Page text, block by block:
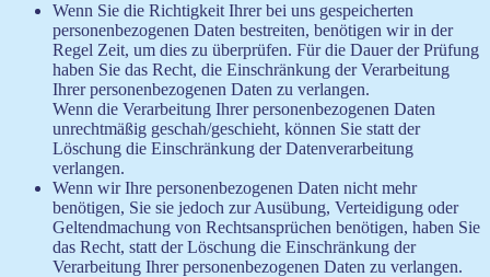
Wenn Sie die Richtigkeit Ihrer bei uns gespeicherten
personenbezogenen Daten bestreiten, benötigen wir in der
Regel Zeit, um dies zu überprüfen. Für die Dauer der Prüfung
haben Sie das Recht, die Einschränkung der Verarbeitung
Ihrer personenbezogenen Daten zu verlangen.
Wenn die Verarbeitung Ihrer personenbezogenen Daten
unrechtmäßig geschah/geschieht, können Sie statt der
Löschung die Einschränkung der Datenverarbeitung
verlangen.
Wenn wir Ihre personenbezogenen Daten nicht mehr
benötigen, Sie sie jedoch zur Ausübung, Verteidigung oder
Geltendmachung von Rechtsansprüchen benötigen, haben Sie
das Recht, statt der Löschung die Einschränkung der
Verarbeitung Ihrer personenbezogenen Daten zu verlangen.